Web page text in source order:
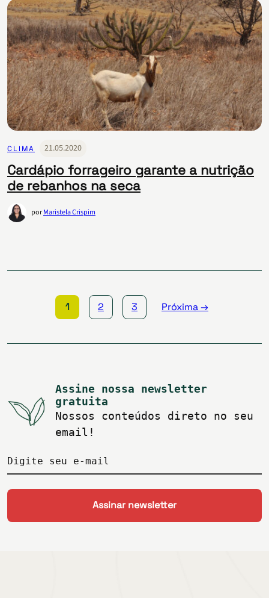
CLIMA 21.05.2020
Cardápio forrageiro garante a nutrição
de rebanhos na seca
porMaristela Crispim
de
1 2 3 Próxima →
Assine nossa newsletter
gratuita
Nossos conteúdos direto no seu
email!
Digite seu e-mail